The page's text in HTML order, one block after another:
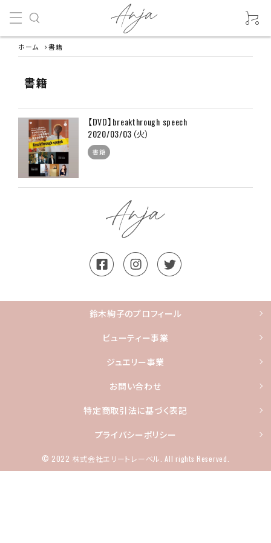
ホーム 書籍
書籍
【DVD】breakthrough speech
2020/03/03（火）
書籍
鈴木絢子のプロフィール
ビューティー事業
ジュエリー事業
お問い合わせ
特定商取引法に基づく表記
プライバシーポリシー
© 2022 株式会社エリートレーベル. All rights Reserved.